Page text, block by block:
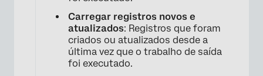
Carregar registros novos e
atualizados: Registros que foram
criados ou atualizados desde a
última vez que o trabalho de saída
foi executado.